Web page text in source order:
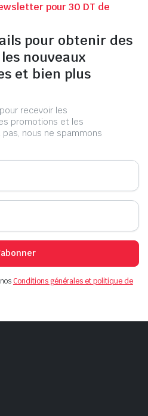
pour 30 DT de
pour obtenir des
nouveaux
et bien plus
recevoir les
promotions et les
nous ne spammons
Conditions générales et politique de